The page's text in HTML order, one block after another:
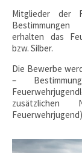
Mitglieder der
Bestimmungen
erhalten das
bzw. Silber.
Die Bewerbe
–
zusätzlichen